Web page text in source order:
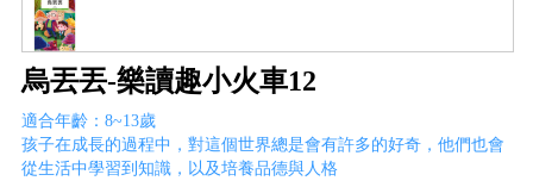
烏丟丟-樂讀趣小火車12
適合年齡：8~13歲
孩子在成長的過程中，對這個世界總是會有許多的好奇，他們也會
從生活中學習到知識，以及培養品德與人格